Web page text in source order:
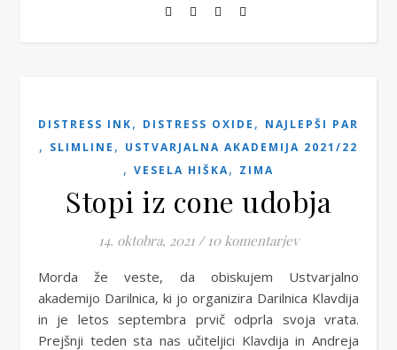
DISTRESS INK, DISTRESS OXIDE , NAJLEPŠI PAR
, SLIMLINE , USTVARJALNA AKADEMIJA 2021/22
, VESELA HIŠKA, ZIMA
Stopi iz cone udobja
14. oktobra, 2021 / 10 komentarjev
Morda že veste, da obiskujem Ustvarjalno
akademijo Darilnica, ki jo organizira Darilnica Klavdija
in je letos septembra prvič odprla svoja vrata.
Prejšnji teden sta nas učiteljici Klavdija in Andreja